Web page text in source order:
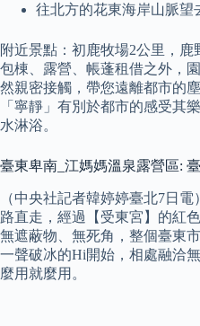
往北方的花東海岸山脈望
附近景點：初鹿牧場2公里，鹿
包棟、露營、帳蓬租借之外，
然親密接觸，帶您遠離都市的
「寧靜」有別於都市的感受其
水淋浴。
臺東卑南_江媽媽溫泉露營區:
（中央社記者韓婷婷臺北7日
路直走，經過【受東宮】的紅
無遮蔽物、無死角，整個臺東
一聲破冰的Hi開始，相處融洽
麼用就麼用。